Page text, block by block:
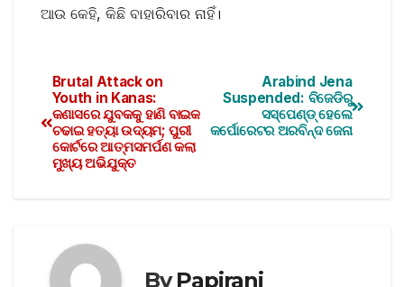
ଆଉ କେହି, କିଛି ବାହାରିବାର ନାହିଁ।
Arabind Jena
Suspended: ବିଜେଡିରୁ
ସସ୍‌ପେଣ୍ଡ୍‌ ହେଲେ
କର୍ପୋରେଟର ଅରବିନ୍ଦ ଜେନା
Brutal Attack on
Youth in Kanas:
କଣାସରେ ଯୁବକକୁ ହାଣି ବାଇକ
ଚଢାଇ ହତ୍ୟା ଉଦ୍ୟମ; ପୁରୀ
କୋର୍ଟରେ ଆତ୍ମସମର୍ପଣ କଲା
ମୁଖ୍ୟ ଅଭିଯୁକ୍ତ
ByPapirani